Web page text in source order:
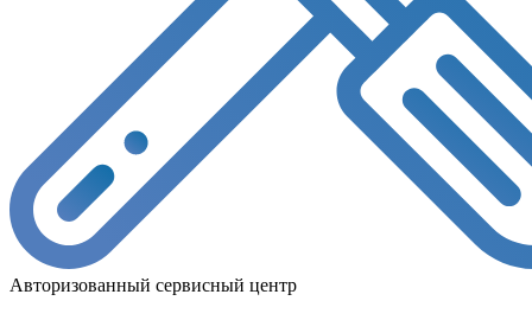
Авторизованный сервисный центр